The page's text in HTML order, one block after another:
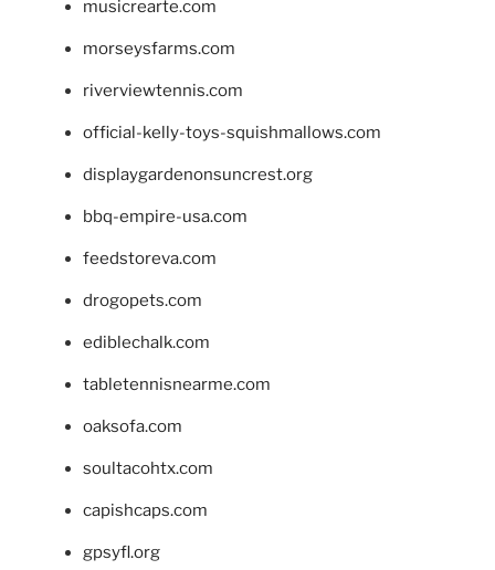
musicrearte.com
morseysfarms.com
riverviewtennis.com
official-kelly-toys-squishmallows.com
displaygardenonsuncrest.org
bbq-empire-usa.com
feedstoreva.com
drogopets.com
ediblechalk.com
tabletennisnearme.com
oaksofa.com
soultacohtx.com
capishcaps.com
gpsyfl.org